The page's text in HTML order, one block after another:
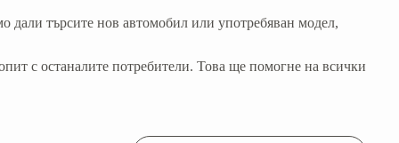
дали търсите нов автомобил или употребяван модел,
с останалите потребители. Това ще помогне на всички